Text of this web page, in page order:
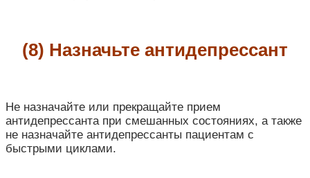
(8) Назначьте антидепрессант
Не назначайте или прекращайте прием
антидепрессанта при смешанных состояниях, а также
не назначайте антидепрессанты пациентам с
быстрыми циклами.